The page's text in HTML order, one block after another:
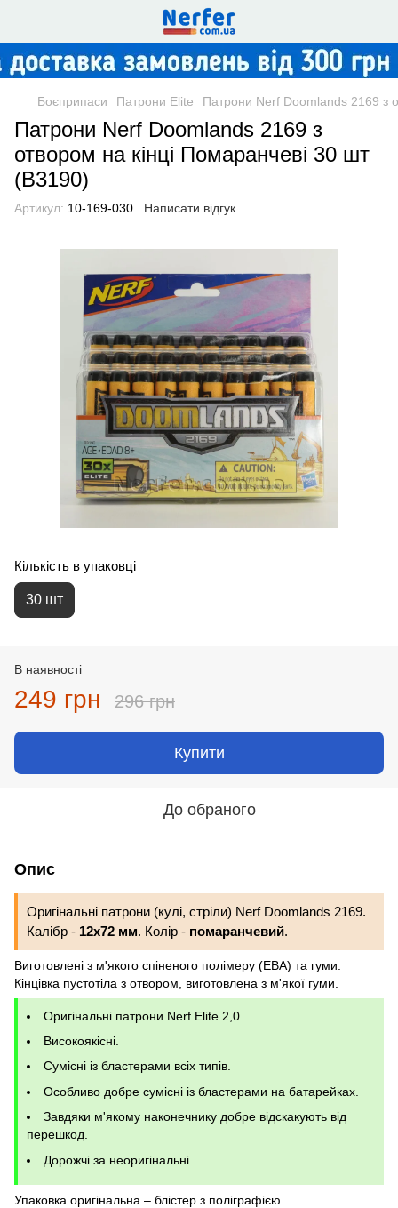
Боєприпаси Патрони Elite Патрони Nerf Doomlands 2169 з
Патрони Nerf Doomlands 2169 з
отвором на кінці Помаранчеві 30 шт
(B3190)
Артикул: 10-169-030 Написати відгук
Кількість в упаковці
30 шт
В наявності
249 грн 296 грн
Купити
До обраного
Опис
Оригінальні патрони (кулі, стріли) Nerf Doomlands 2169.
Калібр - 12x72 мм. Колір - помаранчевий.
Виготовлені з м'якого спіненого полімеру (ЕВА) та гуми.
Кінцівка пустотіла з отвором, виготовлена з м'якої гуми.
Оригінальні патрони Nerf Elite 2,0.
Високоякісні.
Сумісні із бластерами всіх типів.
Особливо добре сумісні із бластерами на батарейках.
Завдяки м'якому наконечнику добре відскакують від
перешкод.
Дорожчі за неоригінальні.
Упаковка оригінальна – блістер з поліграфією.